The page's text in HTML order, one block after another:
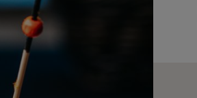
un